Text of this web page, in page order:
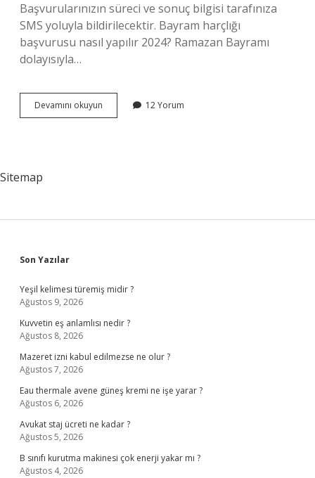
Başvurularınızın süreci ve sonuç bilgisi tarafınıza
SMS yoluyla bildirilecektir. Bayram harçlığı
başvurusu nasıl yapılır 2024? Ramazan Bayramı
dolayısıyla…
Devamını okuyun
Kapı
12 Yorum
Sitemap
Sidebar
Son Yazılar
Yeşil kelimesi türemiş midir ?
Ağustos 9, 2026
Kuvvetin eş anlamlısı nedir ?
Ağustos 8, 2026
Mazeret izni kabul edilmezse ne olur ?
Ağustos 7, 2026
Eau thermale avene güneş kremi ne işe yarar ?
Ağustos 6, 2026
Avukat staj ücreti ne kadar ?
Ağustos 5, 2026
B sınıfı kurutma makinesi çok enerji yakar mı ?
Ağustos 4, 2026